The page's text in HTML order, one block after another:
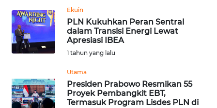
Ekuin
PLN Kukuhkan Peran Sentral
dalam Transisi Energi Lewat
Apresiasi IBEA
1 tahun yang lalu
Utama
Presiden Prabowo Resmikan 55
Proyek Pembangkit EBT,
Termasuk Program Lisdes PLN di
BINJAI
WN
CIREBON
WN
INDRAMAYU